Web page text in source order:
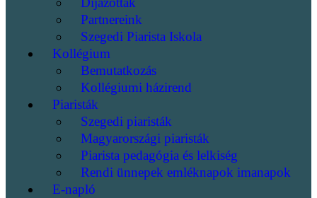
Partnereink
Szegedi Piarista Iskola
Kollégium
Bemutatkozás
Kollégiumi házirend
Piaristák
Szegedi piaristák
Magyarországi piaristák
Piarista pedagógia és lelkiség
Rendi ünnepek emléknapok imanapok
E-napló